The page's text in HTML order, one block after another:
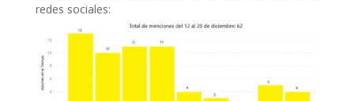
redes sociales: